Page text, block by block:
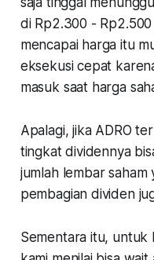
di Rp2.300 -
mencapai harga itu
eksekusi cepat
masuk saat harga
Apalagi, jika ADRO
tingkat dividennya
jumlah lembar
pembagian dividen
Sementara itu, untuk